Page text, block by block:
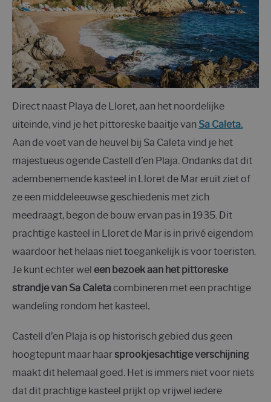
Direct naast Playa de Lloret, aan het noordelijke
uiteinde, vind je het pittoreske baaitje van Sa Caleta.
Aan de voet van de heuvel bij Sa Caleta vind je het
majestueus ogende Castell d’en Plaja. Ondanks dat dit
adembenemende kasteel in Lloret de Mar eruit ziet of
ze een middeleeuwse geschiedenis met zich
meedraagt, begon de bouw ervan pas in 1935. Dit
prachtige kasteel in Lloret de Mar is in privé eigendom
waardoor het helaas niet toegankelijk is voor toeristen.
Je kunt echter wel een bezoek aan het pittoreske
strandje van Sa Caletacombineren met een prachtige
wandeling rondom het kasteel.
Castell d’en Plaja is op historisch gebied dus geen
hoogtepunt maar haarsprookjesachtige verschijning
maakt dit helemaal goed. Het is immers niet voor niets
dat dit prachtige kasteel prijkt op vrijwel iedere